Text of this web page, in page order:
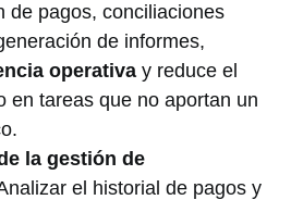
de pagos, conciliaciones
de informes,
operativa y reduce el
en tareas que no aportan un
la gestión de
el historial de pagos y